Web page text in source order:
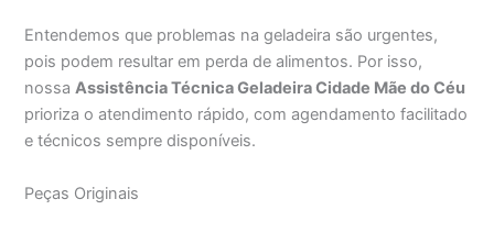
Entendemos que problemas na geladeira são urgentes,
pois podem resultar em perda de alimentos. Por isso,
nossaAssistência Técnica Geladeira Cidade Mãe do Céu
prioriza o atendimento rápido, com agendamento facilitado
e técnicos sempre disponíveis.
Peças Originais